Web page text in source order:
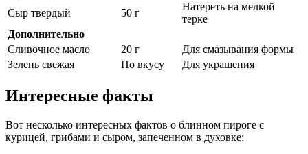
Сыр твердый
50 г
Натереть на мелкой
терке
Дополнительно
Сливочное масло
20 г
Для смазывания формы
Зелень свежая
По вкусу Для украшения
Интересные факты
Вот несколько интересных фактов о блинном пироге с
курицей, грибами и сыром, запеченном в духовке: